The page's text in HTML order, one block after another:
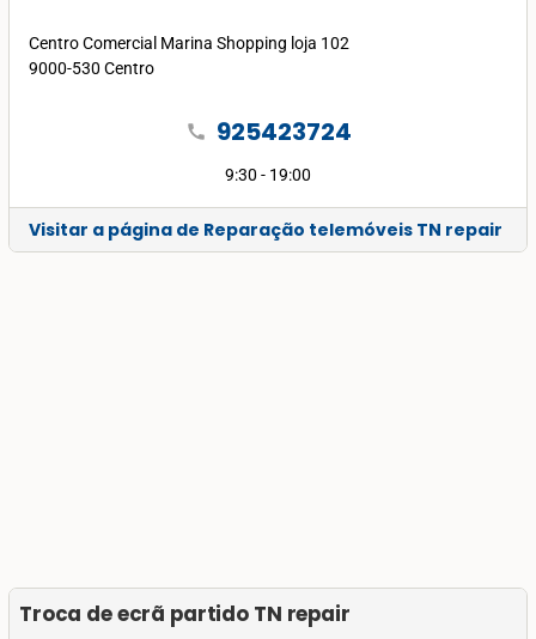
Centro Comercial Marina Shopping loja 102
9000-530 Centro
call 925423724
9:30 - 19:00
Visitar a página de Reparação telemóveis TN repair
Troca de ecrã partido TN repair